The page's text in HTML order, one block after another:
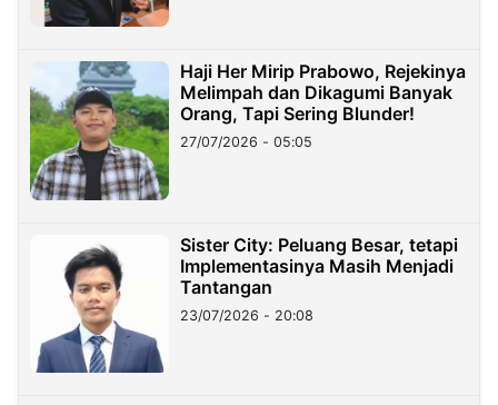
Haji Her Mirip Prabowo, Rejekinya
Melimpah dan Dikagumi Banyak
Orang, Tapi Sering Blunder!
27/07/2026 - 05:05
Sister City: Peluang Besar, tetapi
Implementasinya Masih Menjadi
Tantangan
23/07/2026 - 20:08